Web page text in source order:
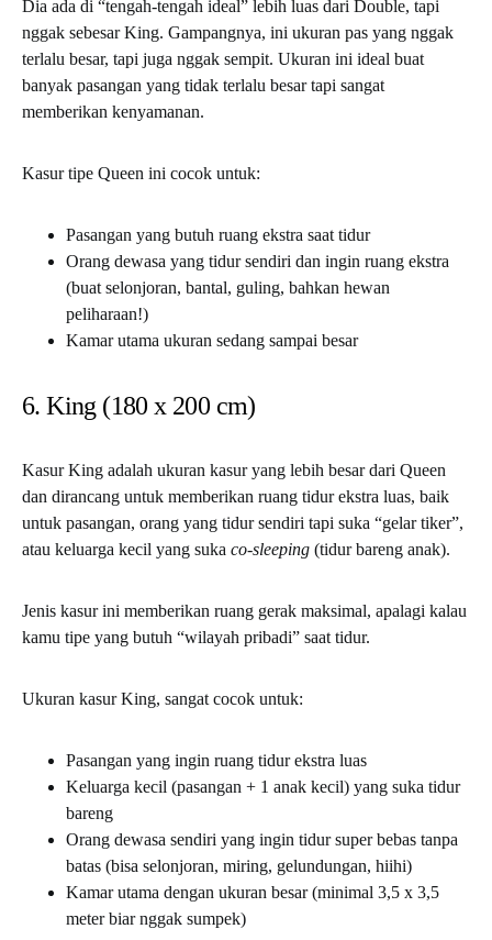
Dia ada di “tengah-tengah ideal” lebih luas dari Double, tapi
nggak sebesar King. Gampangnya, ini ukuran pas yang nggak
terlalu besar, tapi juga nggak sempit. Ukuran ini ideal buat
banyak pasangan yang tidak terlalu besar tapi sangat
memberikan kenyamanan.
Kasur tipe Queen ini cocok untuk:
Pasangan yang butuh ruang ekstra saat tidur
Orang dewasa yang tidur sendiri dan ingin ruang ekstra
(buat selonjoran, bantal, guling, bahkan hewan
peliharaan!)
Kamar utama ukuran sedang sampai besar
6. King (180 x 200 cm)
Kasur King adalah ukuran kasur yang lebih besar dari Queen
dan dirancang untuk memberikan ruang tidur ekstra luas, baik
untuk pasangan, orang yang tidur sendiri tapi suka “gelar tiker”,
atau keluarga kecil yang suka co-sleeping (tidur bareng anak).
Jenis kasur ini memberikan ruang gerak maksimal, apalagi kalau
kamu tipe yang butuh “wilayah pribadi” saat tidur.
Ukuran kasur King, sangat cocok untuk:
Pasangan yang ingin ruang tidur ekstra luas
Keluarga kecil (pasangan + 1 anak kecil) yang suka tidur
bareng
Orang dewasa sendiri yang ingin tidur super bebas tanpa
batas (bisa selonjoran, miring, gelundungan, hiihi)
Kamar utama dengan ukuran besar (minimal 3,5 x 3,5
meter biar nggak sumpek)